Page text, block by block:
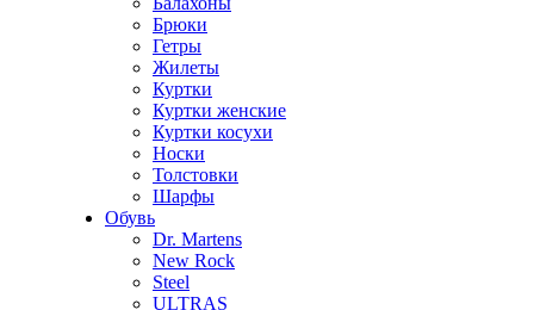
Брюки
Гетры
Жилеты
Куртки
Куртки женские
Куртки косухи
Носки
Толстовки
Шарфы
Обувь
Dr. Martens
New Rock
Steel
ULTRAS